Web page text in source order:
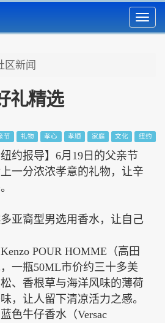
区新闻
礼精选
节 礼物 孝心 孝顺 家庭 文化 纽约
约报导】 6月 19 日的父亲节
一分浓浓孝意的礼物，让辛
亚裔型男选用香水，让自己
Kenzo POUR HOMME （高田
一瓶50ML市价约三十多美
、香根草与海洋风味的薄荷
，让人留下清凉活力之感。
色牛仔香水（Versac